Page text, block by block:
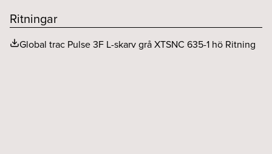
Ritningar
Global trac Pulse 3F L-skarv grå XTSNC 635-1 hö Ritning